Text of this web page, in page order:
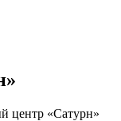
центр «Сатурн»